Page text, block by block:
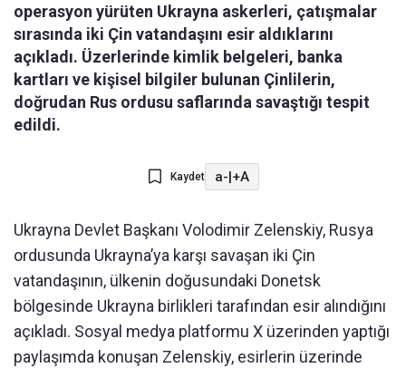
operasyon yürüten Ukrayna askerleri, çatışmalar
sırasında iki Çin vatandaşını esir aldıklarını
açıkladı. Üzerlerinde kimlik belgeleri, banka
kartları ve kişisel bilgiler bulunan Çinlilerin,
doğrudan Rus ordusu saflarında savaştığı tespit
edildi.
Kaydet a-|+A
Ukrayna Devlet Başkanı Volodimir Zelenskiy, Rusya
ordusunda Ukrayna’ya karşı savaşan iki Çin
vatandaşının, ülkenin doğusundaki Donetsk
bölgesinde Ukrayna birlikleri tarafından esir alındığını
açıkladı. Sosyal medya platformu X üzerinden yaptığı
paylaşımda konuşan Zelenskiy, esirlerin üzerinde